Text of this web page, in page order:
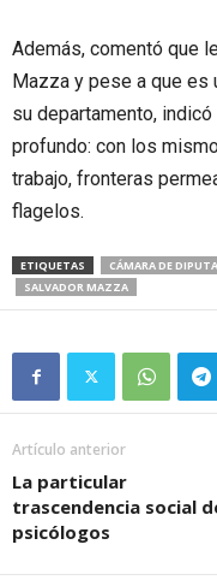
Además, comentó que
Mazza y pese a que es
su departamento,
profundo: con los
trabajo, fronteras
flagelos.
ETIQUETAS CÁMARA DE
SALVADOR MAZZA
Artículo anterior
La particular
trascendencia social
psicólogos